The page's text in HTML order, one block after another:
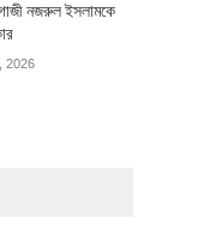
নজরুল ইসলামকে
2026